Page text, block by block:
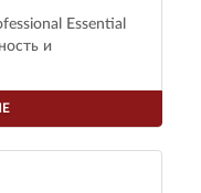
Essential
и